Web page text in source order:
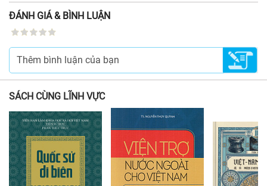
ĐÁNH GIÁ & BÌNH LUẬN
SÁCH CÙNG LĨNH VỰC